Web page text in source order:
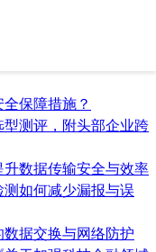
保障措施？
测评，附头部企业跨
数据传输安全与效率
如何减少漏报与误
据交换与网络防护